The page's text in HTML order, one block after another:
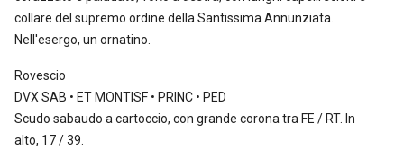
collare del supremo ordine della Santissima Annunziata.
Nell'esergo, un ornatino.
Rovescio
DVX SAB • ET MONTISF • PRINC • PED
Scudo sabaudo a cartoccio, con grande corona tra FE / RT. In
alto, 17 / 39.